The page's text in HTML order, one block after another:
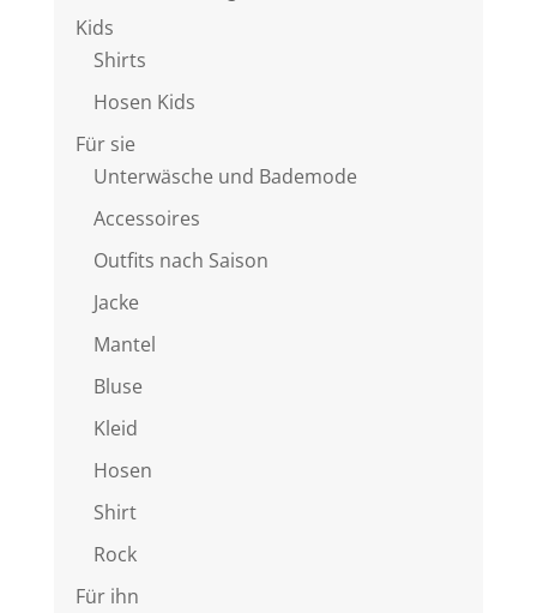
Kids
Shirts
Hosen Kids
Für sie
Unterwäsche und Bademode
Accessoires
Outfits nach Saison
Jacke
Mantel
Bluse
Kleid
Hosen
Shirt
Rock
Für ihn